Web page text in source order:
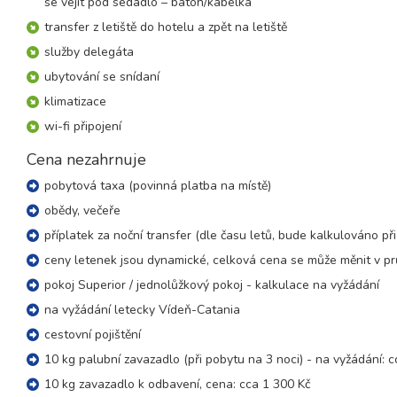
25.09. - 02.10.26
pátek - pátek
říjen 2026
02.10. - 05.10.26
pátek - pondělí
pátek - pátek
09.10. - 12.10.26
pátek - pondělí
09.10. - 16.10.26
pátek - pátek
8 dní (7 nocí)
pátek - pondělí
4 dny (3 noci)
16.10. - 23.10.26
pátek - pátek
transfer z letiště do hotelu a zpět na letiště
služby delegáta
ubytování se snídaní
klimatizace
wi-fi připojení
Cena nezahrnuje
pobytová taxa (povinná platba na místě)
obědy, večeře
příplatek za noční transfer (dle času letů, bude kalkulováno
ceny letenek jsou dynamické, celková cena se může měnit v
pokoj Superior / jednolůžkový pokoj - kalkulace na vyžádání
na vyžádání letecky Vídeň-Catania
cestovní pojištění
10 kg palubní zavazadlo (při pobytu na 3 noci) - na vyžádání:
10 kg zavazadlo k odbavení, cena: cca 1 300 Kč